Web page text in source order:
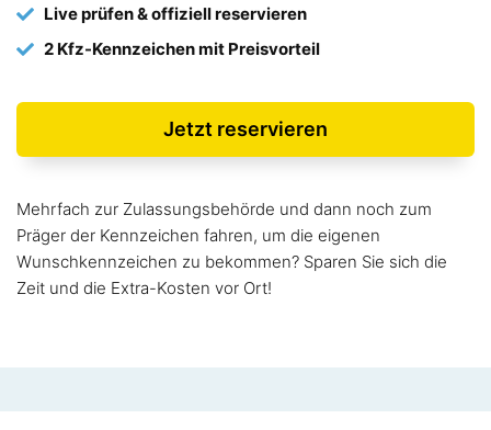
Live prüfen & offiziell reservieren
2 Kfz-Kennzeichen mit Preisvorteil
Jetzt reservieren
Mehrfach zur Zulassungsbehörde und dann noch zum
Präger der Kennzeichen fahren, um die eigenen
Wunschkennzeichen zu bekommen? Sparen Sie sich die
Zeit und die Extra-Kosten vor Ort!